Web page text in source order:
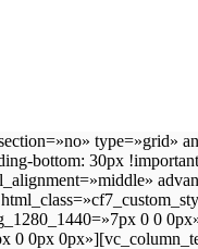
type=»grid»
bottom: 30px
0 0
0 0px